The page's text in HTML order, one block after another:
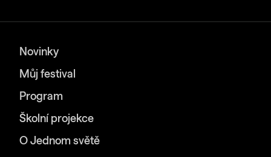
Novinky
Můj festival
Program
Školní projekce
O Jednom světě